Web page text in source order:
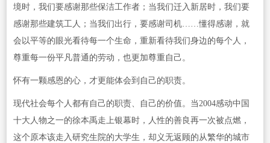
境时，我们要感谢那些保洁工作者；当我们迁入新居时，我们要
感谢那些建筑工人；当我们出行，要感谢司机……懂得感谢，就
会以平等的眼光看待每一个生命，重新看待我们身边的每个人，
尊重每一份平凡普通的劳动，也更加尊重自己。
怀有一颗感恩的心，才更能体会到自己的职责。
现代社会每个人都有自己的职责、自己的价值。当2004感动中国
十大人物之一的徐本禹走上银幕时，人性的善良再一次被点燃，
这个原本该走入研究生院的大学生，却义无返顾的从繁华的城市